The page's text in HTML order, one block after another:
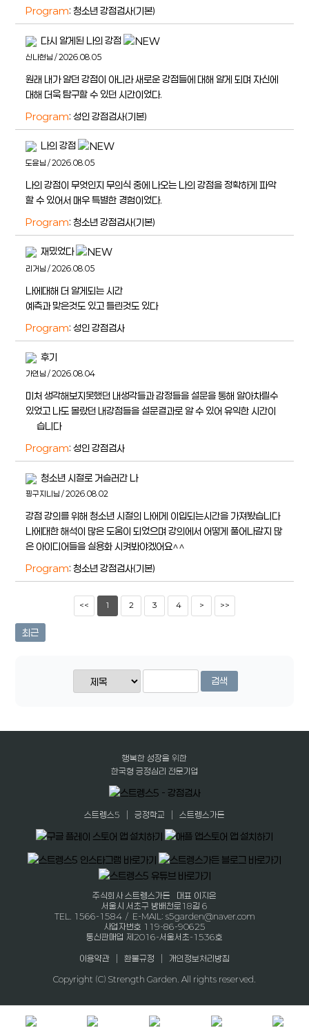
Program: 청소년 강점검사(기본)
다시 알게된 나의 강점
신나현님 / 2026.08.05
원래 내가 알던 강점이 아니라 새로운 강점들에 대해 알게 되며 자신에
대해 더욱 탐구할 수 있던 시간이었다.
Program: 성인 강점검사(기본)
나의 강점
도윤님 / 2026.08.05
나의 강점이 무엇인지 무의식 중에 나오는 나의 강점을 정확하게 파악
할 수 있어서 매우 특별한 경험이었다.
Program: 청소년 강점검사(기본)
재밌었다
리거님 / 2026.08.05
나에대해 더 알게되는 시간
예측과 맞은것도 있고 틀린것도 있다
Program: 성인 강점검사
후기
가연님 / 2026.08.04
미처 생각해보지못했던 내생각들과 감정들을 설문을 통해 알아차릴수
있었고 나도 몰랐던 내강점들을 설문결과로 알 수 있어 유익한 시간이
얶습니다
Program: 성인 강점검사
청소년 시절로 거슬러간 나
핑구지니님 / 2026.08.02
강점 강의를 위해 청소년 시절의 나에게 이입되는시간을 가져봤습니다
나에대한 해석이 많은 도움이 되었으며 강의에서 어떻게 풀어나갈지 많
은 아이디어들을 실용화 시켜봐야겠어요^^
Program: 청소년 강점검사(기본)
<< 1 2 3 4 > >>
최근
검색
행복한 성장을 위한
한국형 긍정심리 전문기업
스트렝스5 긍정학교 스트렝스가든
주식회사 스트렝스가든 대표 이지은
서울시 서초구 방배천로18길 6
TEL. 1566-1584 / E-MAIL: s5garden@naver.com
사업자번호 119-86-90625
통신판매업 제2016-서울서초-1536호
이용약관 환불규정 개인정보처리방침
Copyright (C) Strength Garden. All rights reserved.